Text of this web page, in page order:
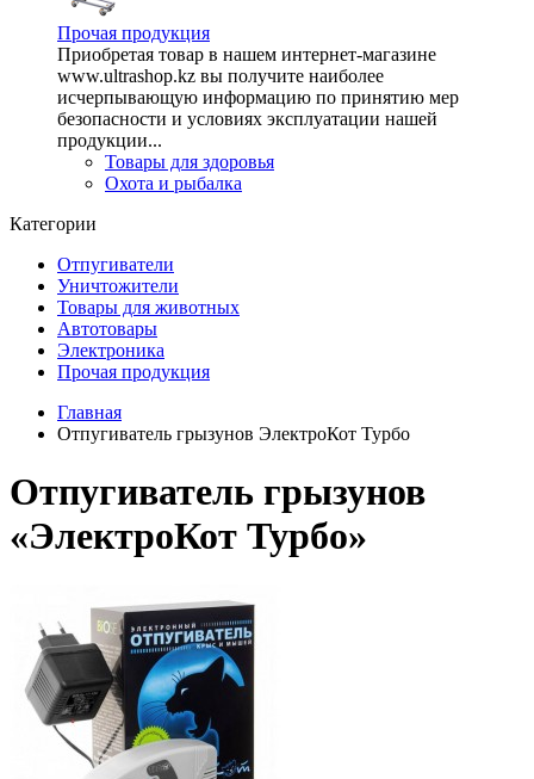
Прочая продукция
Приобретая товар в нашем интернет-магазине
www.ultrashop.kz вы получите наиболее
исчерпывающую информацию по принятию мер
безопасности и условиях эксплуатации нашей
продукции...
Товары для здоровья
Охота и рыбалка
Категории
Отпугиватели
Уничтожители
Товары для животных
Автотовары
Электроника
Прочая продукция
Главная
Отпугиватель грызунов ЭлектроКот Турбо
Отпугиватель грызунов
«ЭлектроКот Турбо»